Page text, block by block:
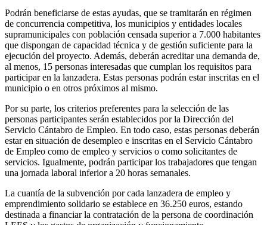
Podrán beneficiarse de estas ayudas, que se tramitarán en régimen
de concurrencia competitiva, los municipios y entidades locales
supramunicipales con población censada superior a 7.000 habitantes
que dispongan de capacidad técnica y de gestión suficiente para la
ejecución del proyecto. Además, deberán acreditar una demanda de,
al menos, 15 personas interesadas que cumplan los requisitos para
participar en la lanzadera. Estas personas podrán estar inscritas en el
municipio o en otros próximos al mismo.
Por su parte, los criterios preferentes para la selección de las
personas participantes serán establecidos por la Dirección del
Servicio Cántabro de Empleo. En todo caso, estas personas deberán
estar en situación de desempleo e inscritas en el Servicio Cántabro
de Empleo como de empleo y servicios o como solicitantes de
servicios. Igualmente, podrán participar los trabajadores que tengan
una jornada laboral inferior a 20 horas semanales.
La cuantía de la subvención por cada lanzadera de empleo y
emprendimiento solidario se establece en 36.250 euros, estando
destinada a financiar la contratación de la persona de coordinación